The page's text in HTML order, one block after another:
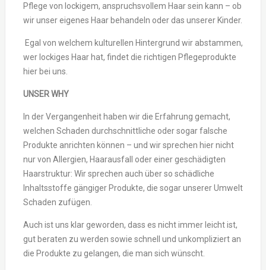
Pflege von lockigem, anspruchsvollem Haar sein kann – ob
wir unser eigenes Haar behandeln oder das unserer Kinder.
Egal von welchem kulturellen Hintergrund wir abstammen,
wer lockiges Haar hat, findet die richtigen Pflegeprodukte
hier bei uns.
UNSER WHY
In der Vergangenheit haben wir die Erfahrung gemacht,
welchen Schaden durchschnittliche oder sogar falsche
Produkte anrichten können – und wir sprechen hier nicht
nur von Allergien, Haarausfall oder einer geschädigten
Haarstruktur: Wir sprechen auch über so schädliche
Inhaltsstoffe gängiger Produkte, die sogar unserer Umwelt
Schaden zufügen.
Auch ist uns klar geworden, dass es nicht immer leicht ist,
gut beraten zu werden sowie schnell und unkompliziert an
die Produkte zu gelangen, die man sich wünscht.